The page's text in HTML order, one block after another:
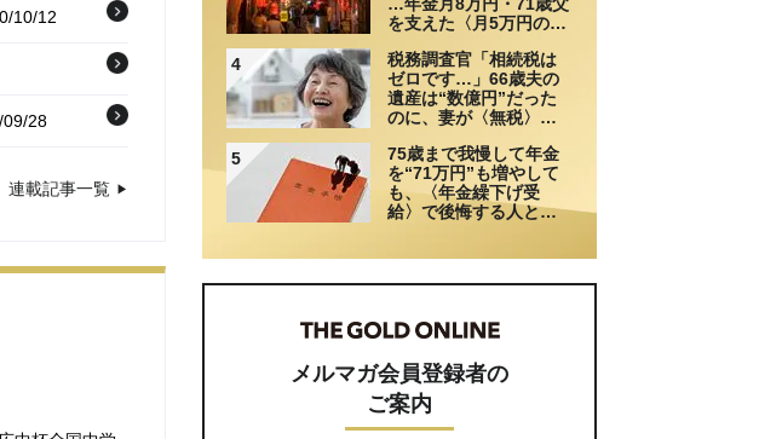
10/12
28
連載記事一覧
を支えた〈月5万円の援
4
税務調査官「相続税は
ゼロです…」66歳夫の
遺産は“数億円”だった
のに、妻が〈無税〉で
解説】
5
75歳まで我慢して年金
を“71万円”も増やして
も、〈年金繰下げ受
給〉で後悔する人と
け取れる人」【CFPが
メルマガ会員登録者の
ご案内